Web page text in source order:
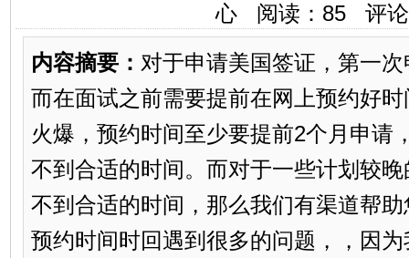
心 阅读： 85 评
内容摘要： 对于申请美国签证，第一
而在面试之前需要提前在网上预约好
火爆，预约时间至少要提前2个月申请
不到合适的时间。而对于一些计划较
不到合适的时间，那么我们有渠道帮
预约时间时回遇到很多的问题，，因